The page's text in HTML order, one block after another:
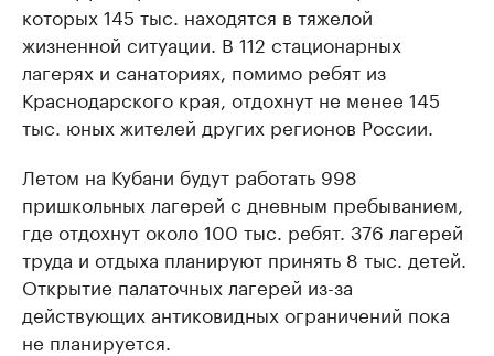
которых 145 тыс. находятся в тяжелой
жизненной ситуации. В 112 стационарных
лагерях и санаториях, помимо ребят из
Краснодарского края, отдохнут не менее 145
тыс. юных жителей других регионов России.
Летом на Кубани будут работать 998
пришкольных лагерей с дневным пребыванием,
где отдохнут около 100 тыс. ребят. 376 лагерей
труда и отдыха планируют принять 8 тыс. детей.
Открытие палаточных лагерей из-за
действующих антиковидных ограничений пока
не планируется.